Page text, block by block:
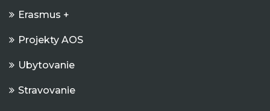
Erasmus +
Projekty AOS
Ubytovanie
Stravovanie